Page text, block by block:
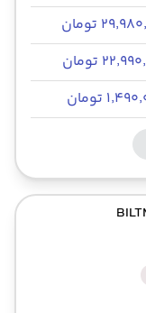
تومان
تومان
تومان